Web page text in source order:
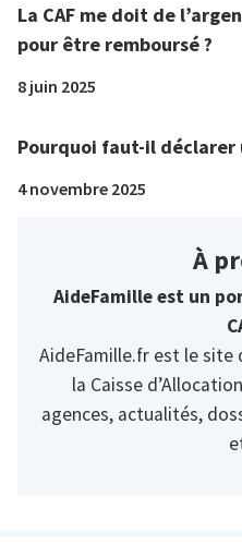
La CAF me doit de
pour être remboursé ?
8 juin 2025
Pourquoi faut-il déclarer
4 novembre 2025
À
AideFamille est un
AideFamille.fr est le
la Caisse
agences, actualités,